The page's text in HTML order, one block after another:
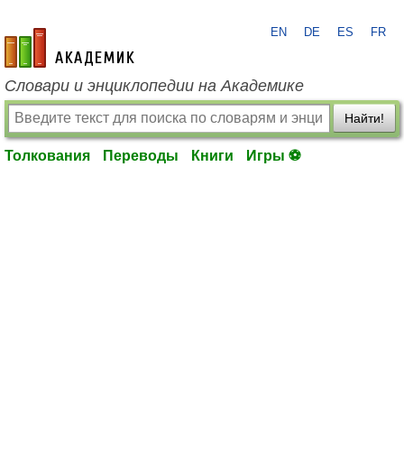
academic.ru
EN DE ES FR
Словари и энциклопедии на Академике
Найти!
Толкования Переводы Книги Игры ⚽